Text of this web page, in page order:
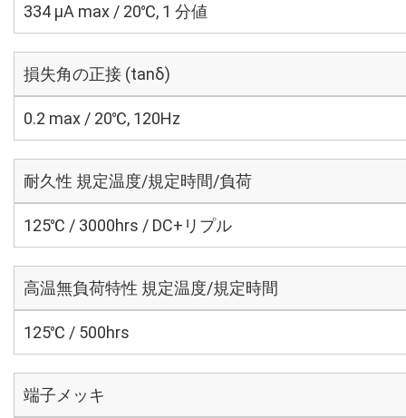
334 μA max / 20℃, 1 分値
損失角の正接 (tanδ)
0.2 max / 20℃, 120Hz
耐久性 規定温度/規定時間/負荷
125℃ / 3000hrs / DC+リプル
高温無負荷特性 規定温度/規定時間
125℃ / 500hrs
端子メッキ